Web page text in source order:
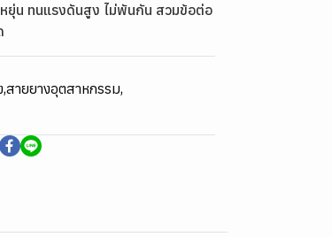
ยุ่น ทนแรงดันสูง ไม่พันกัน สวมข้อต่อ
,สายยางอุตสาหกรรม,